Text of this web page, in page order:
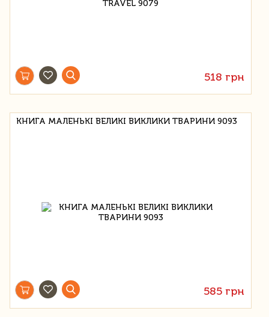
518 грн
КНИГА МАЛЕНЬКІ ВЕЛИКІ ВИКЛИКИ ТВАРИНИ 9093
585 грн